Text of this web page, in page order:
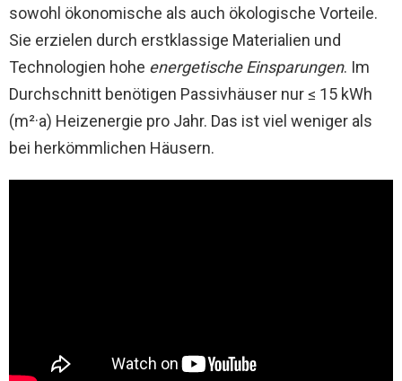
sowohl ökonomische als auch ökologische Vorteile.
Sie erzielen durch erstklassige Materialien und
Technologien hohe energetische Einsparungen. Im
Durchschnitt benötigen Passivhäuser nur ≤ 15 kWh
(m²·a) Heizenergie pro Jahr. Das ist viel weniger als
bei herkömmlichen Häusern.